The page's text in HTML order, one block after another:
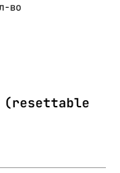
во
(resettable